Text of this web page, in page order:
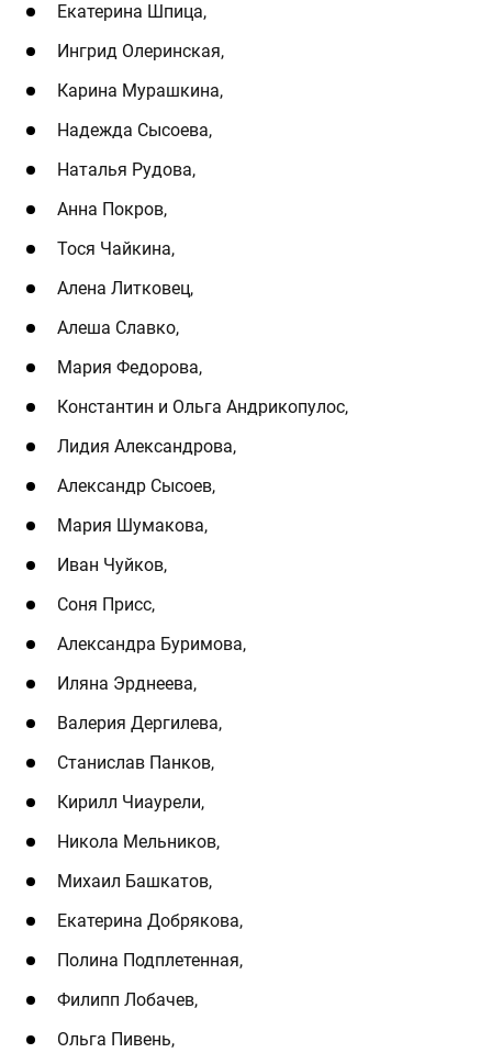
Екатерина Шпица,
Ингрид Олеринская,
Карина Мурашкина,
Надежда Сысоева,
Наталья Рудова,
Анна Покров,
Тося Чайкина,
Алена Литковец,
Алеша Славко,
Мария Федорова,
Константин и Ольга Андрикопулос,
Лидия Александрова,
Александр Сысоев,
Мария Шумакова,
Иван Чуйков,
Соня Присс,
Александра Буримова,
Иляна Эрднеева,
Валерия Дергилева,
Станислав Панков,
Кирилл Чиаурели,
Никола Мельников,
Михаил Башкатов,
Екатерина Добрякова,
Полина Подплетенная,
Филипп Лобачев,
Ольга Пивень,